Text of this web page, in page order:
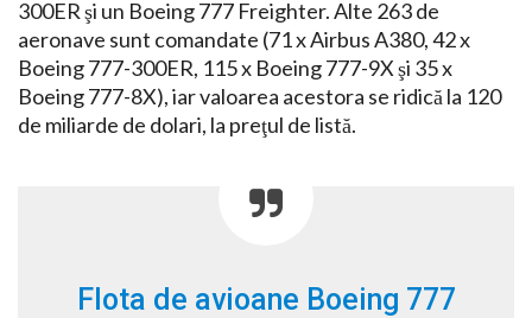
300ER şi un Boeing 777 Freighter. Alte 263 de
aeronave sunt comandate (71 x Airbus A380, 42 x
Boeing 777-300ER, 115 x Boeing 777-9X şi 35 x
Boeing 777-8X), iar valoarea acestora se ridică la 120
de miliarde de dolari, la preţul de listă.
Flota de avioane Boeing 777